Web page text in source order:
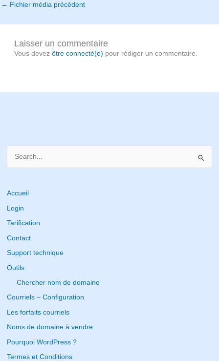
← Fichier média précédent
Laisser un commentaire
Vous devezêtre connecté(e) pour rédiger un commentaire.
r
c
r
:
Accueil
Login
Tarification
Contact
Support technique
Outils
Chercher nom de domaine
Courriels – Configuration
Les forfaits courriels
Noms de domaine à vendre
Pourquoi WordPress ?
Termes et Conditions